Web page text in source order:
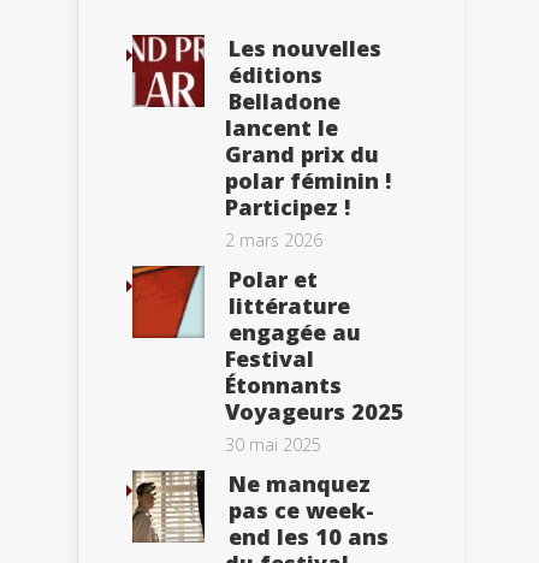
Les nouvelles
éditions
Belladone
lancent le
Grand prix du
polar féminin !
Participez !
2 mars 2026
Polar et
littérature
engagée au
Festival
Étonnants
Voyageurs 2025
30 mai 2025
Ne manquez
pas ce week-
end les 10 ans